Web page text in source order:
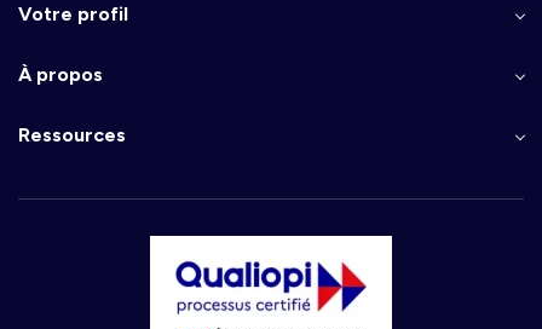
Votre profil
À propos
Ressources